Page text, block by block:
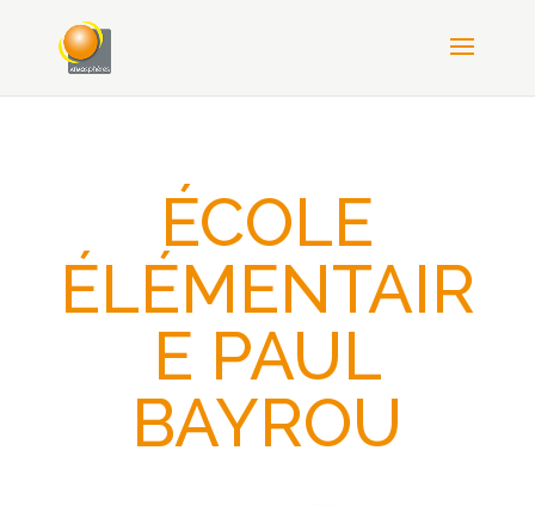
ÉCOLE
ÉLÉMENTAIR
E PAUL
BAYROU